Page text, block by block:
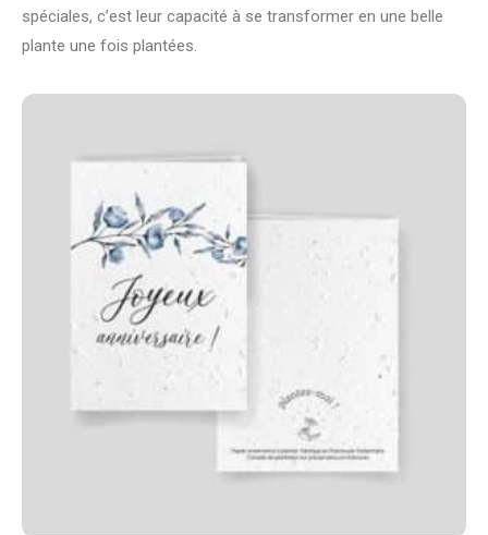
spéciales, c’est leur capacité à se transformer en une belle
plante une fois plantées.